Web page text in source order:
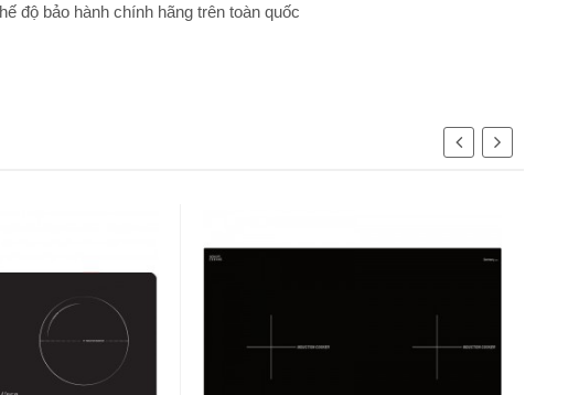
độ bảo hành chính hãng trên toàn quốc